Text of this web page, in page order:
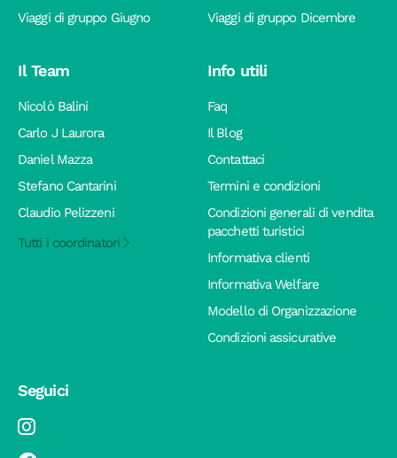
Viaggi di gruppo Giugno
Viaggi di gruppo Dicembre
Il Team
Nicolò Balini
Carlo J Laurora
Daniel Mazza
Stefano Cantarini
Claudio Pelizzeni
Tutti i coordinatori
Info utili
Faq
Il Blog
Contattaci
Termini e condizioni
Condizioni generali di vendita
pacchetti turistici
Informativa clienti
Informativa Welfare
Modello di Organizzazione
Condizioni assicurative
Seguici